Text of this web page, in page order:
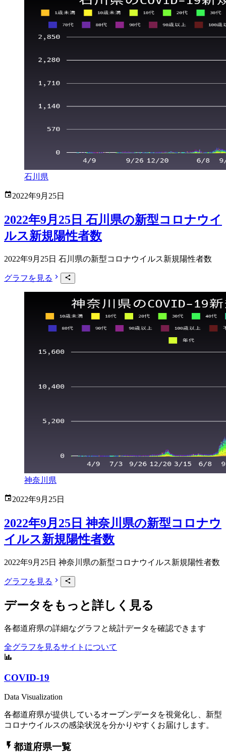
石川県
2022年9月25日
2022年9月25日 石川県の新型コロナウイ
ルス新規陽性者数
2022年9月25日 石川県の新型コロナウイルス新規陽性者数
グラフを見る
神奈川県
2022年9月25日
2022年9月25日 神奈川県の新型コロナウ
イルス新規陽性者数
2022年9月25日 神奈川県の新型コロナウイルス新規陽性者数
グラフを見る
データをもっと詳しく見る
各都道府県の詳細なグラフと統計データを確認できます
全グラフを見るサイトについて
COVID-19
Data Visualization
各都道府県が提供しているオープンデータを視覚化し、新型
コロナウイルスの感染状況を分かりやすくお届けします。
都道府県一覧